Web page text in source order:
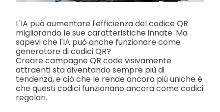
L'IA può aumentare l'efficienza del codice QR
migliorando le sue caratteristiche innate. Ma
sapevi che l'IA può anche funzionare come
generatore di codici QR?
Creare campagne QR code visivamente
attraenti sta diventando sempre più di
tendenza, e ciò che le rende ancora più uniche è
che questi codici funzionano ancora come codici
regolari.